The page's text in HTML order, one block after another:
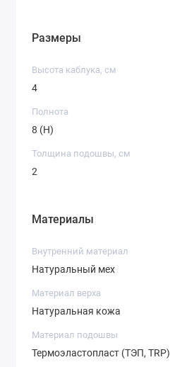
Размеры
Высота каблука, см
4
Полнота
8 (H)
Толщина подошвы, см
2
Материалы
Внутренний материал
Натуральный мех
Материал верха
Натуральная кожа
Материал подошвы
Термоэластопласт (ТЭП, TRP)